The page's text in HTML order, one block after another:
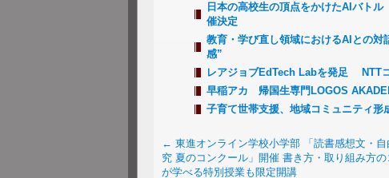
日本の高校生の頂点をかけたAIバト
催決定
教育・学び直し領域におけるAIとの
感”
レアジョブEdTech Labを発足 NTT
早稲アカ 帰国生専門LOGOS
子育て世帯支援、地域コミュニティ
← 東進オンライン学校小学部 「読書感想文・自
究 夏のコンクール」開催 書き方・取り組み方の
が学べる特別授業も限定開講